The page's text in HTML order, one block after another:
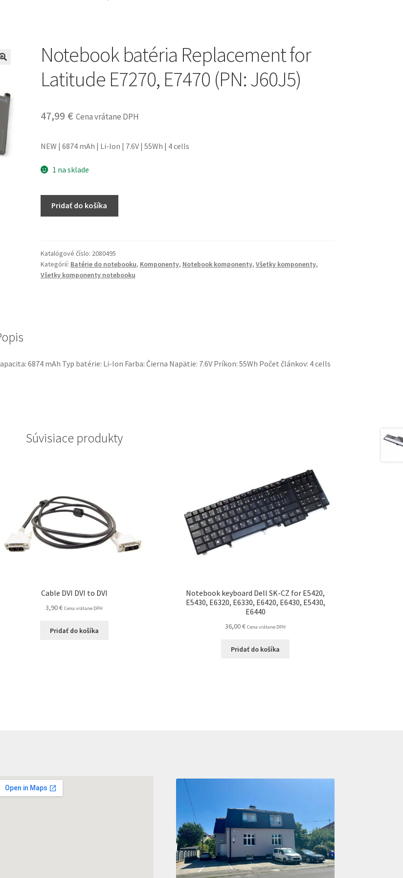
Notebook batéria Replacement for
Latitude E7270, E7470 (PN: J60J5)
47,99 € Cena vrátane DPH
NEW | 6874 mAh | Li-Ion | 7.6V | 55Wh | 4 cells
1 na sklade
množstvo
for
Latitude
E7270,
Pridať do košíka
Katalógové číslo: 2080495
Kategórií: Batérie do notebooku, Komponenty, Notebook komponenty, Všetky komponenty,
Všetky komponenty notebooku
6874 mAh Typ batérie: Li-Ion Farba: Čierna Napätie: 7.6V Príkon: 55Wh Počet článkov: 4 cells
Súvisiace produkty
Cable DVI DVI to DVI
3,90€ Cena vrátane DPH
Pridať do košíka
Notebook keyboard Dell SK-CZ for E5420,
E5430, E6320, E6330, E6420, E6430, E5430,
E6440
36,00€ Cena vrátane DPH
Pridať do košíka